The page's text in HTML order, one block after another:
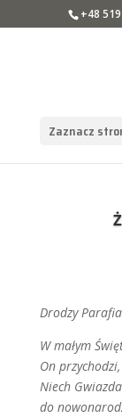
+48
Zaznacz
Drodzy
W małym
On
Niech
do